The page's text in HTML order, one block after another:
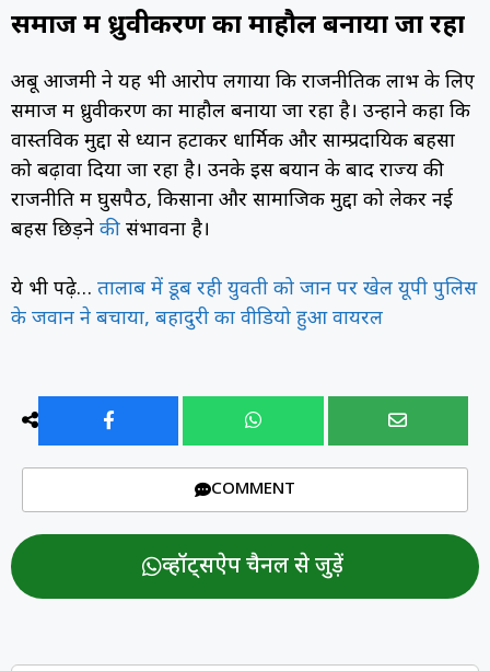
समाज में ध्रुवीकरण का माहौल बनाया जा रहा
अबू आजमी ने यह भी आरोप लगाया कि राजनीतिक लाभ के लिए
समाज में ध्रुवीकरण का माहौल बनाया जा रहा है। उन्होंने कहा कि
वास्तविक मुद्दों से ध्यान हटाकर धार्मिक और साम्प्रदायिक बहसों
को बढ़ावा दिया जा रहा है। उनके इस बयान के बाद राज्य की
राजनीति में घुसपैठ, किसानों और सामाजिक मुद्दों को लेकर नई
बहस छिड़ने की संभावना है।
ये भी पढ़े… तालाब में डूब रही युवती को जान पर खेल यूपी पुलिस
के जवान ने बचाया, बहादुरी का वीडियो हुआ वायरल
COMMENT
व्हॉट्सऐप चैनल से जुड़ें